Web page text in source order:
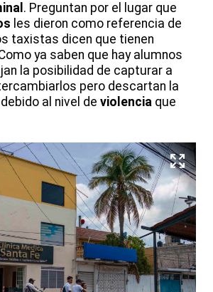
. Preguntan por el lugar que
les dieron como referencia de
taxistas dicen que tienen
ya saben que hay alumnos
la posibilidad de capturar a
pero descartan la
al nivel de violencia que